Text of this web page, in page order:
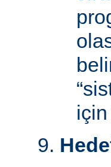
için